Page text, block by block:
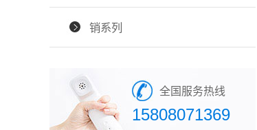
销系列
全国服务热线
15808071369